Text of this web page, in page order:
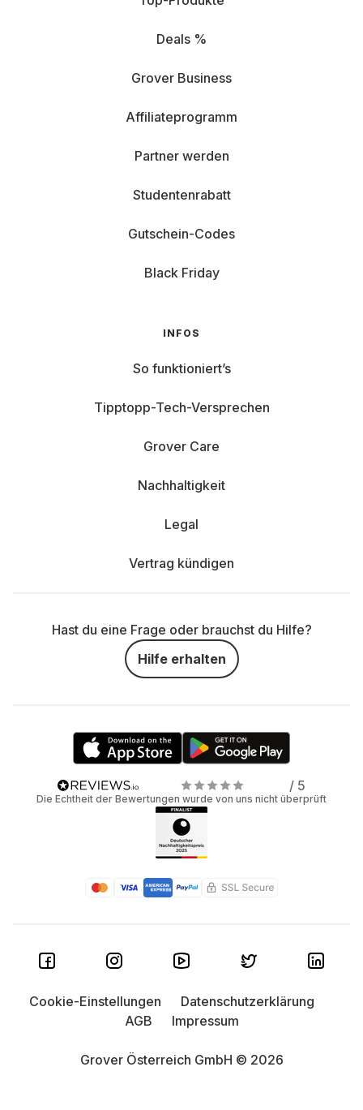
Deals %
Grover Business
Affiliateprogramm
Partner werden
Studentenrabatt
Gutschein-Codes
Black Friday
INFOS
So funktioniert’s
Tipptopp-Tech-Versprechen
Grover Care
Nachhaltigkeit
Legal
Vertrag kündigen
Hast du eine Frage oder brauchst du Hilfe?
Hilfe erhalten
/ 5
Die Echtheit der Bewertungen wurde von uns nicht überprüft
Grover Österreich GmbH © 2026
Cookie-Einstellungen
Datenschutzerklärung
AGB
Impressum